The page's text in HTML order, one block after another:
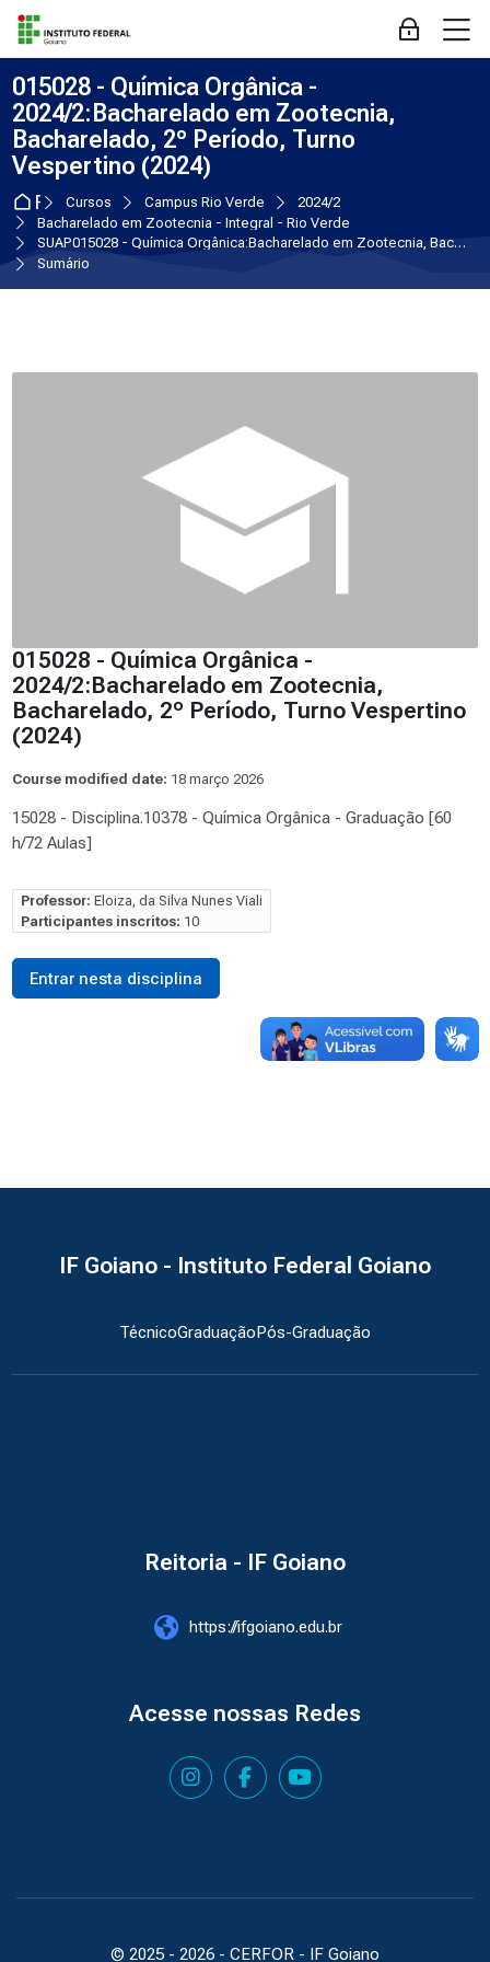
Skip to navigation
Skip to login form
Ir para o conteúdo principal
Skip to accessibility options
Skip to footer
Skip accessibility options
Acessar
015028 - Química Orgânica -
2024/2:Bacharelado em Zootecnia,
Bacharelado, 2º Período, Turno
Vespertino (2024)
Página inicial
Cursos Campus Rio Verde
2024/2
Bacharelado em Zootecnia - Integral - Rio Verde
SUAP015028 - Química Orgânica:Bacharelado em Zootecnia, Bacharelado, 2º Período, Turno Vespertino (2024)
Sumário
015028 - Química Orgânica -
2024/2:Bacharelado em Zootecnia,
Bacharelado, 2º Período, Turno Vespertino
(2024)
Course modified date: 18 março 2026
15028 - Disciplina.10378 - Química Orgânica - Graduação [60
h/72 Aulas]
Professor: Eloiza, da Silva Nunes Viali
Participantes inscritos: 10
Entrar nesta disciplina
IF Goiano - Instituto Federal Goiano
TécnicoGraduaçãoPós-Graduação
Reitoria - IF Goiano
https://ifgoiano.edu.br
Acesse nossas Redes
© 2025 - 2026 - CERFOR - IF Goiano